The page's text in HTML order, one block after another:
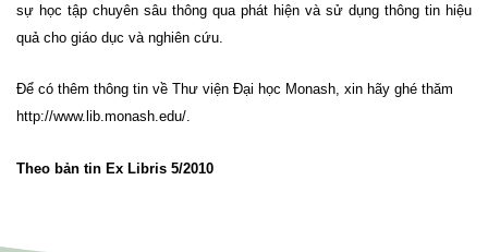
sự học tập chuyên sâu thông qua phát hiện và sử dụng thông tin hiệu
quả cho giáo dục và nghiên cứu.
Để có thêm thông tin về Thư viện Đại học Monash, xin hãy ghé thăm
http://www.lib.monash.edu/
Theo bản tin Ex Libris 5/2010